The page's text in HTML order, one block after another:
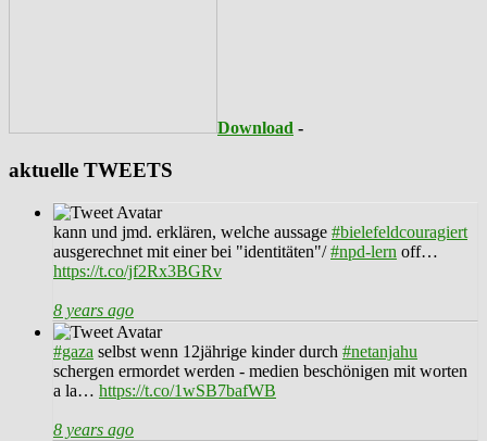
Download -
aktuelle TWEETS
kann und jmd. erklären, welche aussage #bielefeldcouragiert
ausgerechnet mit einer bei "identitäten"/#npd-lern off…
https://t.co/jf2Rx3BGRv
8 years ago
#gaza selbst wenn 12jährige kinder durch #netanjahu
schergen ermordet werden - medien beschönigen mit worten
a la… https://t.co/1wSB7bafWB
8 years ago